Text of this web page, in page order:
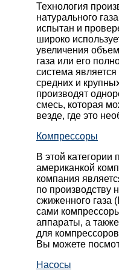
Технология
натурального
испытан и
широко
увеличения
газа или его
система
средних и
производят
смесь, которая
везде, где это
Компрессоры
В этой категории
американкой
компания
по производству
сжиженного газа
сами
аппараты, а
для
Вы можете
Насосы